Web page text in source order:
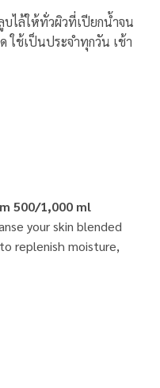
ไล้ให้ทั่วผิวที่เปียกน้ำจน
ใช้เป็นประจำทุกวัน เช้า
500/1,000 ml
your skin blended
replenish moisture,